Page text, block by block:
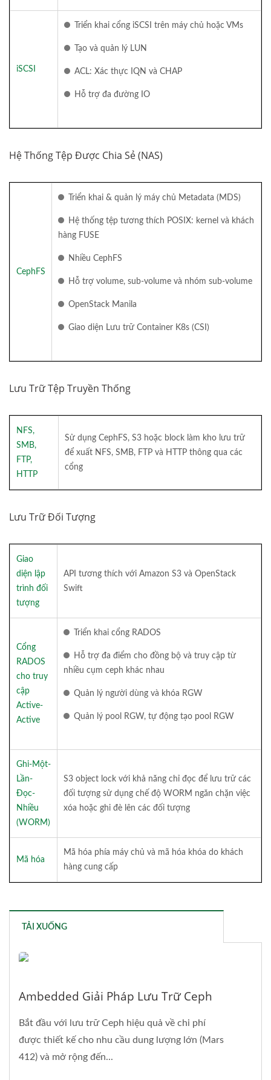
iSCSI
Triển khai cổng iSCSI trên máy chủ hoặc VMs
Tạo và quản lý LUN
ACL: Xác thực IQN và CHAP
Hỗ trợ đa đường IO
Hệ Thống Tệp Được Chia Sẻ (NAS)
CephFS
Triển khai & quản lý máy chủ Metadata (MDS)
Hệ thống tệp tương thích POSIX: kernel và khách
hàng FUSE
Nhiều CephFS
Hỗ trợ volume, sub-volume và nhóm sub-volume
OpenStack Manila
Giao diện Lưu trữ Container K8s (CSI)
Lưu Trữ Tệp Truyền Thống
NFS,
SMB,
FTP,
HTTP
Sử dụng CephFS, S3 hoặc block làm kho lưu trữ
để xuất NFS, SMB, FTP và HTTP thông qua các
cổng
Lưu Trữ Đối Tượng
Giao
diện lập
trình đối
tượng
API tương thích với Amazon S3 và OpenStack
Swift
Cổng
RADOS
cho truy
cập
Active-
Active
Triển khai cổng RADOS
Hỗ trợ đa điểm cho đồng bộ và truy cập từ
nhiều cụm ceph khác nhau
Quản lý người dùng và khóa RGW
Quản lý pool RGW, tự động tạo pool RGW
Ghi-Một-
Lần-
Đọc-
Nhiều
(WORM)
S3 object lock với khả năng chỉ đọc để lưu trữ các
đối tượng sử dụng chế độ WORM ngăn chặn việc
xóa hoặc ghi đè lên các đối tượng
Mã hóa
Mã hóa phía máy chủ và mã hóa khóa do khách
hàng cung cấp
TẢI XUỐNG
Ambedded Giải Pháp Lưu Trữ Ceph
Bắt đầu với lưu trữ Ceph hiệu quả về chi phí
được thiết kế cho nhu cầu dung lượng lớn (Mars
412) và mở rộng đến...